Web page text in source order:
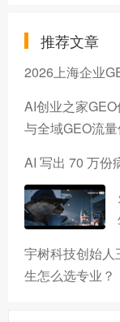
推荐文章
2026上海企业
AI创业之家
与全域GEO流
AI 写出 70 万份
宇树科技创始
生怎么选专业？